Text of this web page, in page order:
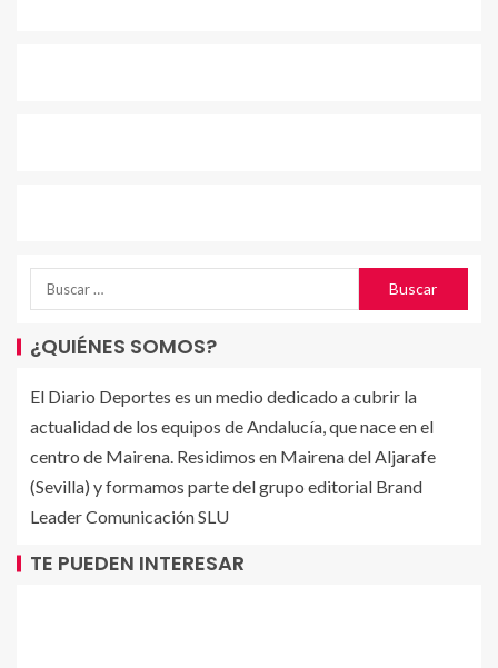
¿QUIÉNES SOMOS?
El Diario Deportes es un medio dedicado a cubrir la
actualidad de los equipos de Andalucía, que nace en el
centro de Mairena. Residimos en Mairena del Aljarafe
(Sevilla) y formamos parte del grupo editorial Brand
Leader Comunicación SLU
TE PUEDEN INTERESAR